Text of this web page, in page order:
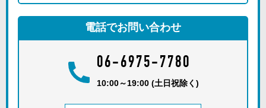
電話でお問い合わせ
06-6975-7780
10:00～19:00 (土日祝除く)